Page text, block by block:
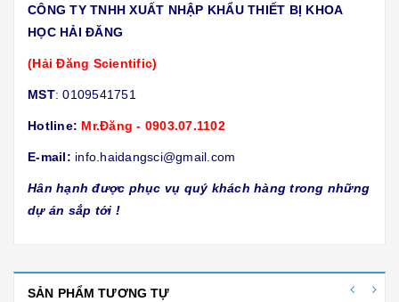
CÔNG TY TNHH XUẤT NHẬP KHẨU THIẾT BỊ KHOA
HỌC HẢI ĐĂNG
(Hải Đăng Scientific)
MST: 0109541751
Hotline: Mr.Đăng - 0903.07.1102
E-mail: info.haidangsci@gmail.com
Hân hạnh được phục vụ quý khách hàng trong những
dự án sắp tới !
SẢN PHẨM TƯƠNG TỰ